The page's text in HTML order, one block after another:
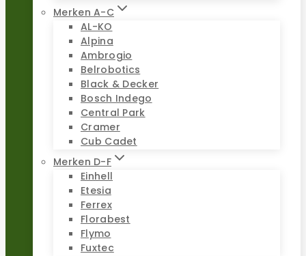
Merken A-C
AL-KO
Alpina
Ambrogio
Belrobotics
Black & Decker
Bosch Indego
Central Park
Cramer
Cub Cadet
Merken D-F
Einhell
Etesia
Ferrex
Florabest
Flymo
Fuxtec